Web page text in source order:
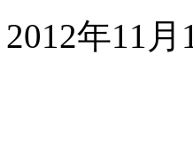
年11月